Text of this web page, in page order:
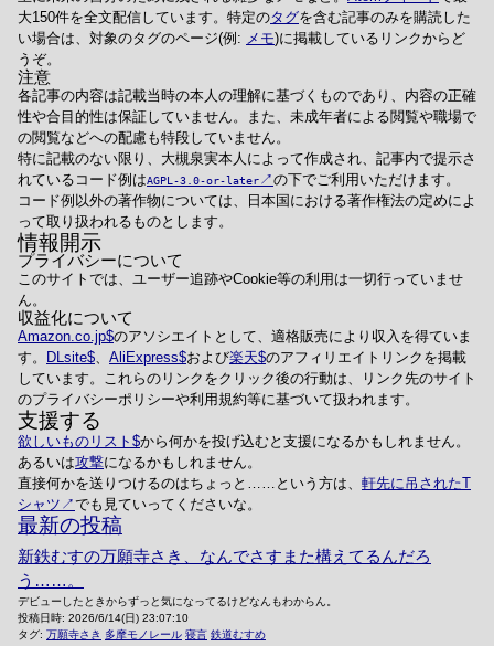
大150件を全文配信しています。特定のタグを含む記事のみを購読した
い場合は、対象のタグのページ(例: メモ)に掲載しているリンクからど
うぞ。
注意
各記事の内容は記載当時の本人の理解に基づくものであり、内容の正確
性や合目的性は保証していません。また、未成年者による閲覧や職場で
の閲覧などへの配慮も特段していません。
特に記載のない限り、大槻泉実本人によって作成され、記事内で提示さ
れているコード例はAGPL-3.0-or-later
の下でご利用いただけます。
コード例以外の著作物については、日本国における著作権法の定めによ
って取り扱われるものとします。
情報開示
プライバシーについて
このサイトでは、ユーザー追跡やCookie等の利用は一切行っていませ
ん。
収益化について
Amazon.co.jp のアソシエイトとして、適格販売により収入を得ていま
す。
DLsite 、 AliExpress および楽天 のアフィリエイトリンクを掲載
しています。これらのリンクをクリック後の行動は、リンク先のサイト
のプライバシーポリシーや利用規約等に基づいて扱われます。
支援する
欲しいものリスト
から何かを投げ込むと支援になるかもしれません。
あるいは攻撃になるかもしれません。
直接何かを送りつけるのはちょっと……という方は、 軒先に吊されたT
シャツ
でも見ていってくださいな。
最新の投稿
新鉄むすの万願寺さき、なんでさすまた構えてるんだろ
う……。
デビューしたときからずっと気になってるけどなんもわからん。
投稿日時: 2026/6/14(日) 23:07:10
タグ: 万願寺さき 多摩モノレール 寝言 鉄道むすめ